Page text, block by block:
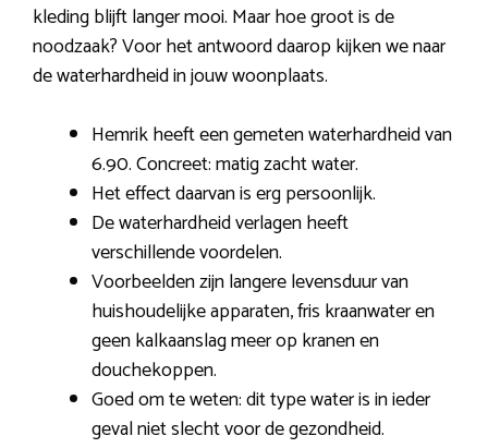
kleding blijft langer mooi. Maar hoe groot is de
noodzaak? Voor het antwoord daarop kijken we naar
de waterhardheid in jouw woonplaats.
Hemrik heeft een gemeten waterhardheid van
6.90. Concreet: matig zacht water.
Het effect daarvan is erg persoonlijk.
De waterhardheid verlagen heeft
verschillende voordelen.
Voorbeelden zijn langere levensduur van
huishoudelijke apparaten, fris kraanwater en
geen kalkaanslag meer op kranen en
douchekoppen.
Goed om te weten: dit type water is in ieder
geval niet slecht voor de gezondheid.